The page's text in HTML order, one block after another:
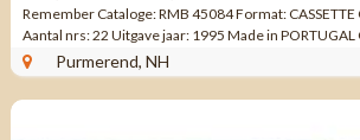
Remember Cataloge: RMB 45084 Format: CASSETTE
Aantal nrs: 22 Uitgave jaar: 1995 Made in
NIEUW GESEALD A-SIDE 1 ...
Purmerend, NH